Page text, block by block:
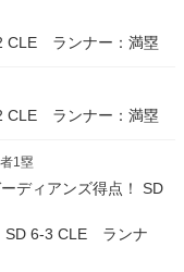
CLE ランナー：満塁
CLE ランナー：満塁
1塁
ディアンズ得点！ SD
SD 6-3 CLE ランナ